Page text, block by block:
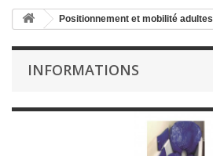
Positionnement et mobilité adultes
INFORMATIONS